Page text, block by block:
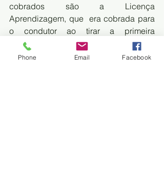
cobrados são a Licença
Aprendizagem, que  era cobrada para
o condutor ao tirar a primeira
habilitação; a Exclusão  de Gravame; o
Bloqueio e Desbloqueio de
Phone Email Facebook